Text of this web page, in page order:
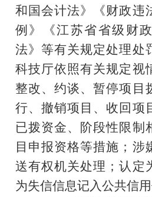
和国会计法》
《财政
例》《江苏省省级财
法》等有关规定处理处
科技厅依照有关规定视
整改、约谈、暂停项目
行、撤销项目、收回项
已拨资金、阶段性限制
目申报资格等措施；涉
送有权机关处理 ；认定
为失信信息记入公共信用